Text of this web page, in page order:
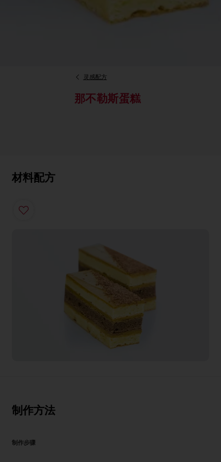
灵感配方
那不勒斯蛋糕
材料配方
制作方法
制作步骤